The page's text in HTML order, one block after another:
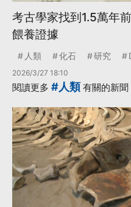
考古學家找到1.5萬年
餵養證據
人類 化石 研究
2026/3/27 18:10
閱讀更多 #人類 有關的新聞